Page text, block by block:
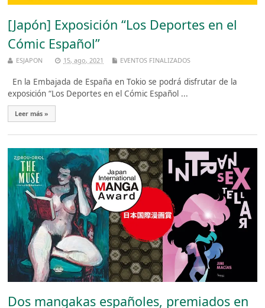
[Japón] Exposición “Los Deportes en el
Cómic Español”
ESJAPON 15, ago, 2021 EVENTOS FINALIZADOS
En la Embajada de España en Tokio se podrá disfrutar de la
exposición “Los Deportes en el Cómic Español ...
Leer más »
Dos mangakas españoles, premiados en